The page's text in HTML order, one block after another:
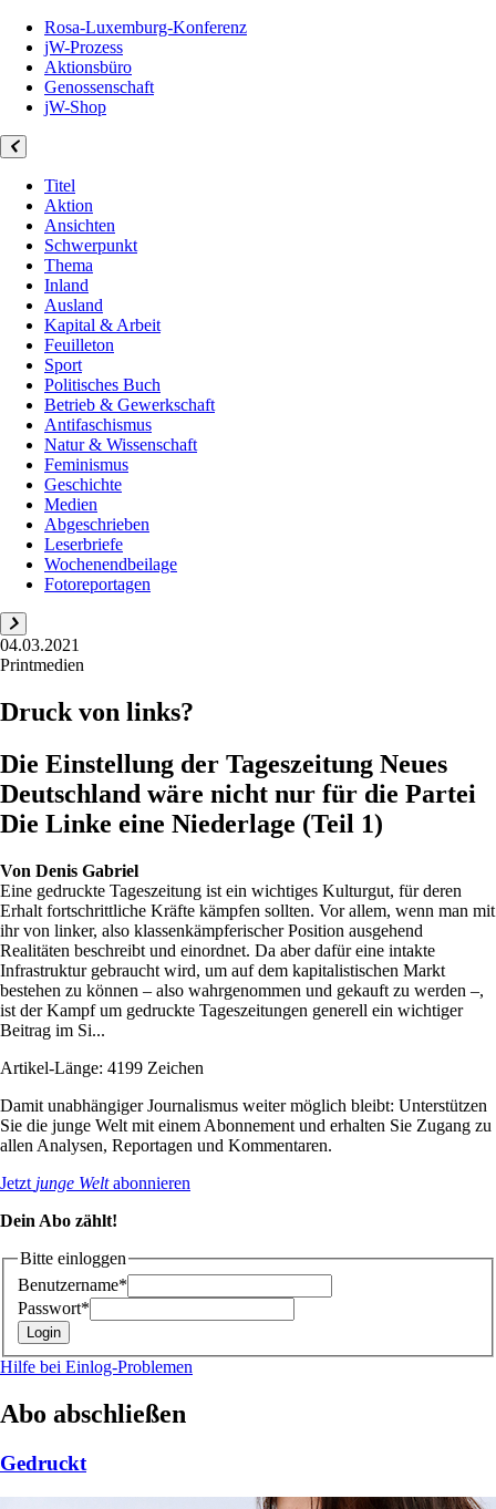
Rosa-Luxemburg-Konferenz
jW-Prozess
Aktionsbüro
Genossenschaft
jW-Shop
Titel
Aktion
Ansichten
Schwerpunkt
Thema
Inland
Ausland
Kapital & Arbeit
Feuilleton
Sport
Politisches Buch
Betrieb & Gewerkschaft
Antifaschismus
Natur & Wissenschaft
Feminismus
Geschichte
Medien
Abgeschrieben
Leserbriefe
Wochenendbeilage
Fotoreportagen
04.03.2021
Printmedien
Druck von links?
Die Einstellung der Tageszeitung Neues
Deutschland wäre nicht nur für die Partei
Die Linke eine Niederlage (Teil 1)
Von Denis Gabriel
Eine gedruckte Tageszeitung ist ein wichtiges Kulturgut, für deren
Erhalt fortschrittliche Kräfte kämpfen sollten. Vor allem, wenn man mit
ihr von linker, also klassenkämpferischer Position ausgehend
Realitäten beschreibt und einordnet. Da aber dafür eine intakte
Infrastruktur gebraucht wird, um auf dem kapitalistischen Markt
bestehen zu können – also wahrgenommen und gekauft zu werden –,
ist der Kampf um gedruckte Tageszeitungen generell ein wichtiger
Beitrag im Si...
Artikel-Länge: 4199 Zeichen
Damit unabhängiger Journalismus weiter möglich bleibt: Unterstützen
Sie die junge Welt mit einem Abonnement und erhalten Sie Zugang zu
allen Analysen, Reportagen und Kommentaren.
Jetzt junge Weltabonnieren
Dein Abo zählt!
Bitte einloggen
Benutzername*
Passwort*
Hilfe bei Einlog-Problemen
Abo abschließen
Gedruckt